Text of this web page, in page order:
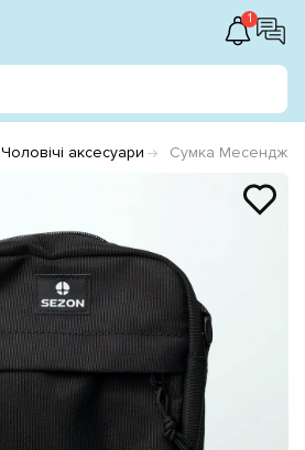
1
Чоловічі аксесуари Сумка